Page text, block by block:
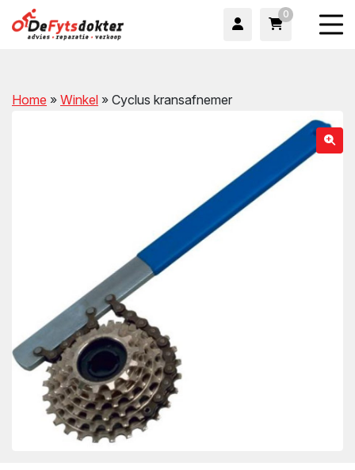
0
Home » Winkel » Cyclus kransafnemer